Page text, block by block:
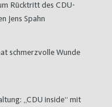
Rücktritt des CDU-
Jens Spahn
schmerzvolle Wunde
„CDU inside“ mit